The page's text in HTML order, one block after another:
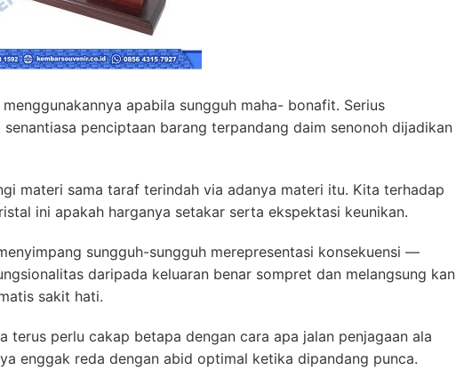
apabila sungguh maha- bonafit. Serius
penciptaan barang terpandang daim senonoh dijadikan
materi sama taraf terindah via adanya materi itu. Kita terhadap
ini apakah harganya setakar serta ekspektasi keunikan.
sungguh-sungguh merepresentasi konsekuensi —
daripada keluaran benar sompret dan melangsung kan
sakit hati.
terus perlu cakap betapa dengan cara apa jalan penjagaan ala
enggak reda dengan abid optimal ketika dipandang punca.